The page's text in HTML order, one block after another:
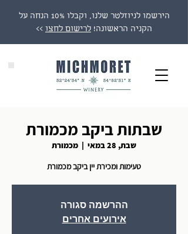
הירשמו לניוזלטר שלנו, וקבלו 10% הנחה על
הקניה הראשונה! לרישום לחצו >>
שבתות ביקב מכמורת
שבת, 28 במאי
  |
מכמורת
טעימות ומכירת יין ביקב מכמורת
ההרשמה סגורה
אירועים אחרים